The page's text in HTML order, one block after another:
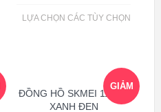
LỰA CHỌN CÁC TÙY CHỌN
GIẢM
ĐỒNG HỒ SKMEI 1163 –
XANH ĐEN